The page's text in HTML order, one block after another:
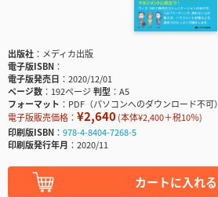
出版社
メディカ出版
電子版ISBN
電子版発売日
2020/12/01
ページ数
192ページ判型
A5
フォーマット
PDF（パソコンへのダウンロード不可）
電子版販売価格： ¥2,640(本体¥2,400＋税10％)
印刷版ISBN
978-4-8404-7268-5
印刷版発行年月
2020/11
カートに入れる